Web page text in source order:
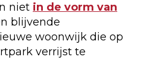
niet in de vorm van
blijvende
woonwijk die op
verrijst te